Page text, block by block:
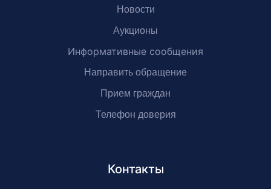
Новости
Аукционы
Информативные сообщения
Направить обращение
Прием граждан
Телефон доверия
Контакты